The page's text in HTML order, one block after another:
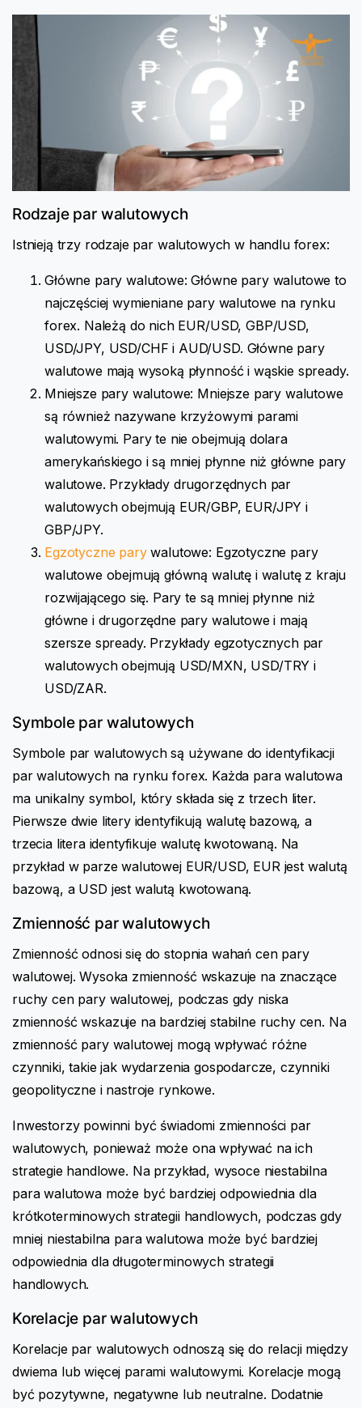
Rodzaje par walutowych
Istnieją trzy rodzaje par walutowych w handlu forex:
Główne pary walutowe: Główne pary walutowe to
najczęściej wymieniane pary walutowe na rynku
forex. Należą do nich EUR/USD, GBP/USD,
USD/JPY, USD/CHF i AUD/USD. Główne pary
walutowe mają wysoką płynność i wąskie spready.
Mniejsze pary walutowe: Mniejsze pary walutowe
są również nazywane krzyżowymi parami
walutowymi. Pary te nie obejmują dolara
amerykańskiego i są mniej płynne niż główne pary
walutowe. Przykłady drugorzędnych par
walutowych obejmują EUR/GBP, EUR/JPY i
GBP/JPY.
Egzotyczne parywalutowe: Egzotyczne pary
walutowe obejmują główną walutę i walutę z kraju
rozwijającego się. Pary te są mniej płynne niż
główne i drugorzędne pary walutowe i mają
szersze spready. Przykłady egzotycznych par
walutowych obejmują USD/MXN, USD/TRY i
USD/ZAR.
Symbole par walutowych
Symbole par walutowych są używane do identyfikacji
par walutowych na rynku forex. Każda para walutowa
ma unikalny symbol, który składa się z trzech liter.
Pierwsze dwie litery identyfikują walutę bazową, a
trzecia litera identyfikuje walutę kwotowaną. Na
przykład w parze walutowej EUR/USD, EUR jest walutą
bazową, a USD jest walutą kwotowaną.
Zmienność par walutowych
Zmienność odnosi się do stopnia wahań cen pary
walutowej. Wysoka zmienność wskazuje na znaczące
ruchy cen pary walutowej, podczas gdy niska
zmienność wskazuje na bardziej stabilne ruchy cen. Na
zmienność pary walutowej mogą wpływać różne
czynniki, takie jak wydarzenia gospodarcze, czynniki
geopolityczne i nastroje rynkowe.
Inwestorzy powinni być świadomi zmienności par
walutowych, ponieważ może ona wpływać na ich
strategie handlowe. Na przykład, wysoce niestabilna
para walutowa może być bardziej odpowiednia dla
krótkoterminowych strategii handlowych, podczas gdy
mniej niestabilna para walutowa może być bardziej
odpowiednia dla długoterminowych strategii
handlowych.
Korelacje par walutowych
Korelacje par walutowych odnoszą się do relacji między
dwiema lub więcej parami walutowymi. Korelacje mogą
być pozytywne, negatywne lub neutralne. Dodatnie